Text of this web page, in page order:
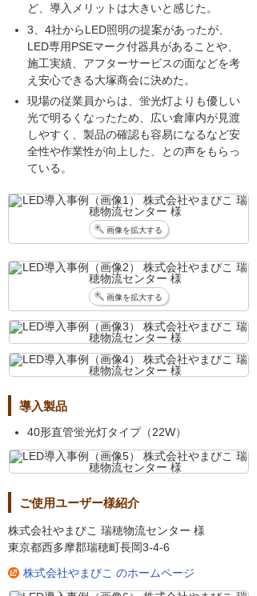
ど、導入メリットは大きいと感じた。
3、4社からLED照明の提案があったが、
LED専用PSEマーク付器具があることや、
施工実績、アフターサービスの面などを考
え安心できる大塚商会に決めた。
現場の従業員からは、蛍光灯よりも優しい
光で明るくなったため、広い倉庫内が見渡
しやすく、製品の確認も容易になるなど安
全性や作業性が向上した、との声をもらっ
ている。
画像を拡大する
画像を拡大する
導入製品
40形直管蛍光灯タイプ（22W）
ご使用ユーザー様紹介
株式会社やまびこ 瑞穂物流センター 様
東京都西多摩郡瑞穂町長岡3-4-6
株式会社やまびこ のホームページ